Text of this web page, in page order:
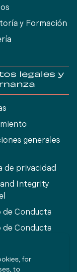
y Formación
legales y
generales
de privacidad
Integrity
de Conducta
de Conducta
for
to